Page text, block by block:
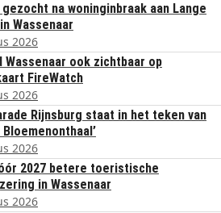
na woninginbraak aan Lange
Wassenaar
2026
Wassenaar ook zichtbaar op
FireWatch
2026
Rijnsburg staat in het teken van
Bloemenonthaal’
2026
2027 betere toeristische
in Wassenaar
2026